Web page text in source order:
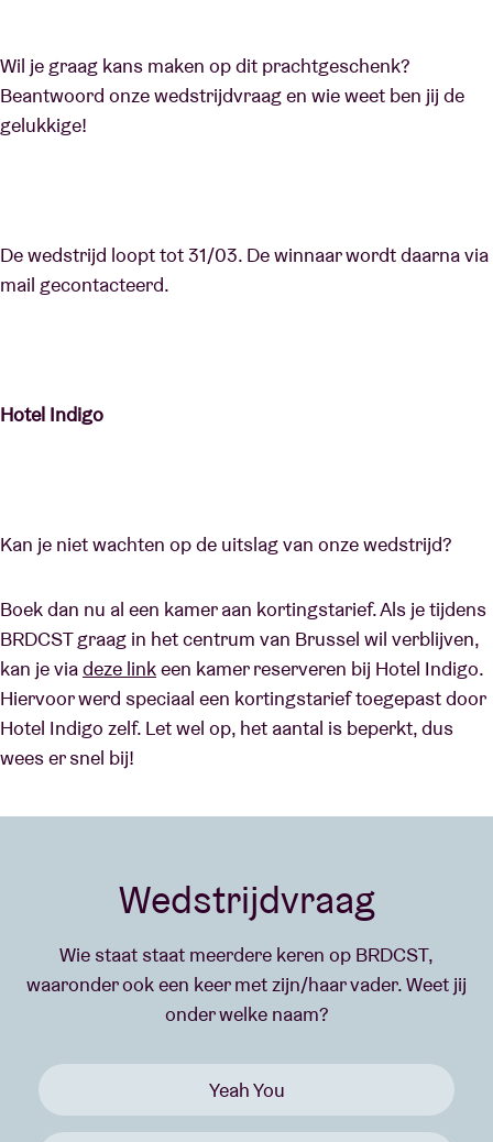
Wil je graag kans maken op dit prachtgeschenk?
Beantwoord onze wedstrijdvraag en wie weet ben jij de
gelukkige!
De wedstrijd loopt tot 31/03. De winnaar wordt daarna via
mail gecontacteerd.
Hotel Indigo
Kan je niet wachten op de uitslag van onze wedstrijd?
Boek dan nu al een kamer aan kortingstarief. Als je tijdens
BRDCST graag in het centrum van Brussel wil verblijven,
kan je viadeze linkeen kamer reserveren bij Hotel Indigo.
Hiervoor werd speciaal een kortingstarief toegepast door
Hotel Indigo zelf. Let wel op, het aantal is beperkt, dus
wees er snel bij!
Wedstrijdvraag
Wie staat staat meerdere keren op BRDCST,
waaronder ook een keer met zijn/haar vader. Weet jij
onder welke naam?
Yeah You